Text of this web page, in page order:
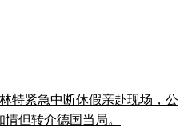
特紧急中断休假亲赴现场，公
但转介德国当局。